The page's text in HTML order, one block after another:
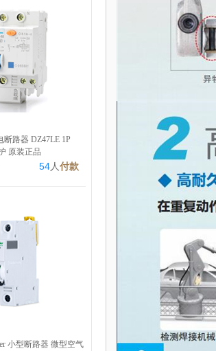
断路器 DZ47LE 1P
原装正品
54人付款
小型断路器 微型空气